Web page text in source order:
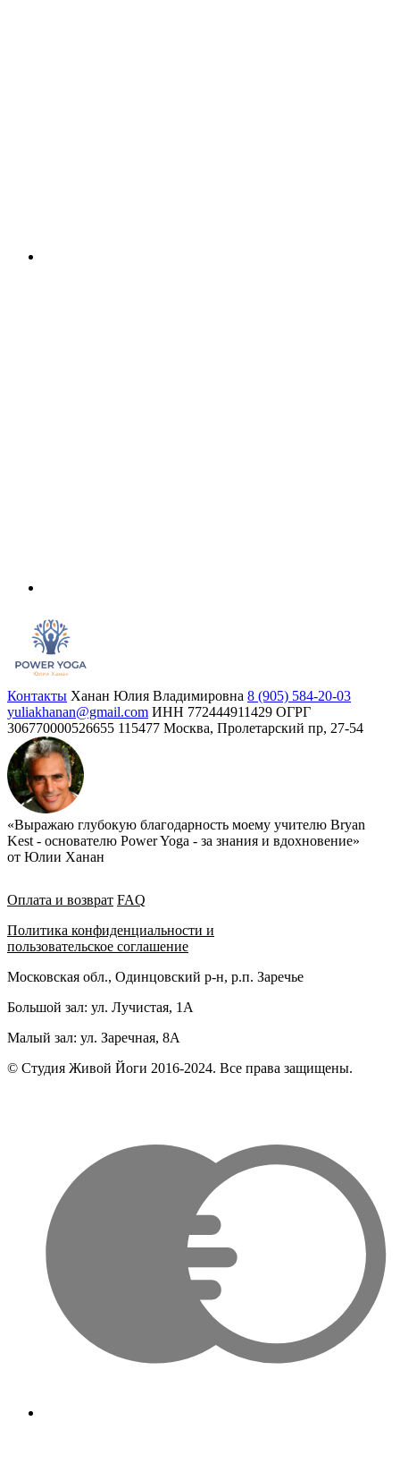
Контакты Ханан Юлия Владимировна 8 (905) 584-20-03
yuliakhanan@gmail.com ИНН 772444911429 ОГРГ
306770000526655 115477 Москва, Пролетарский пр, 27-54
«Выражаю глубокую благодарность моему учителю Bryan
Kest - основателю Power Yoga - за знания и вдохновение»
от Юлии Ханан
Оплата и возврат FAQ
Политика конфиденциальности и
пользовательское соглашение
Московская обл., Одинцовский р-н, р.п. Заречье
Большой зал: ул. Лучистая, 1А
Малый зал: ул. Заречная, 8А
© Студия Живой Йоги 2016-2024. Все права защищены.